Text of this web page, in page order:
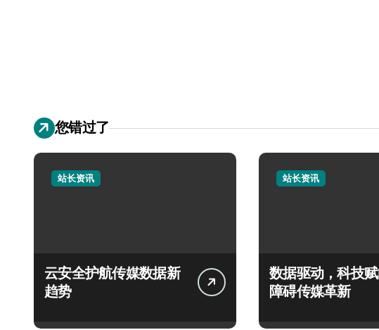
您错过了
站长资讯
云安全护航传媒数据新
趋势
站长资讯
数据驱动，科技
障碍传媒革新